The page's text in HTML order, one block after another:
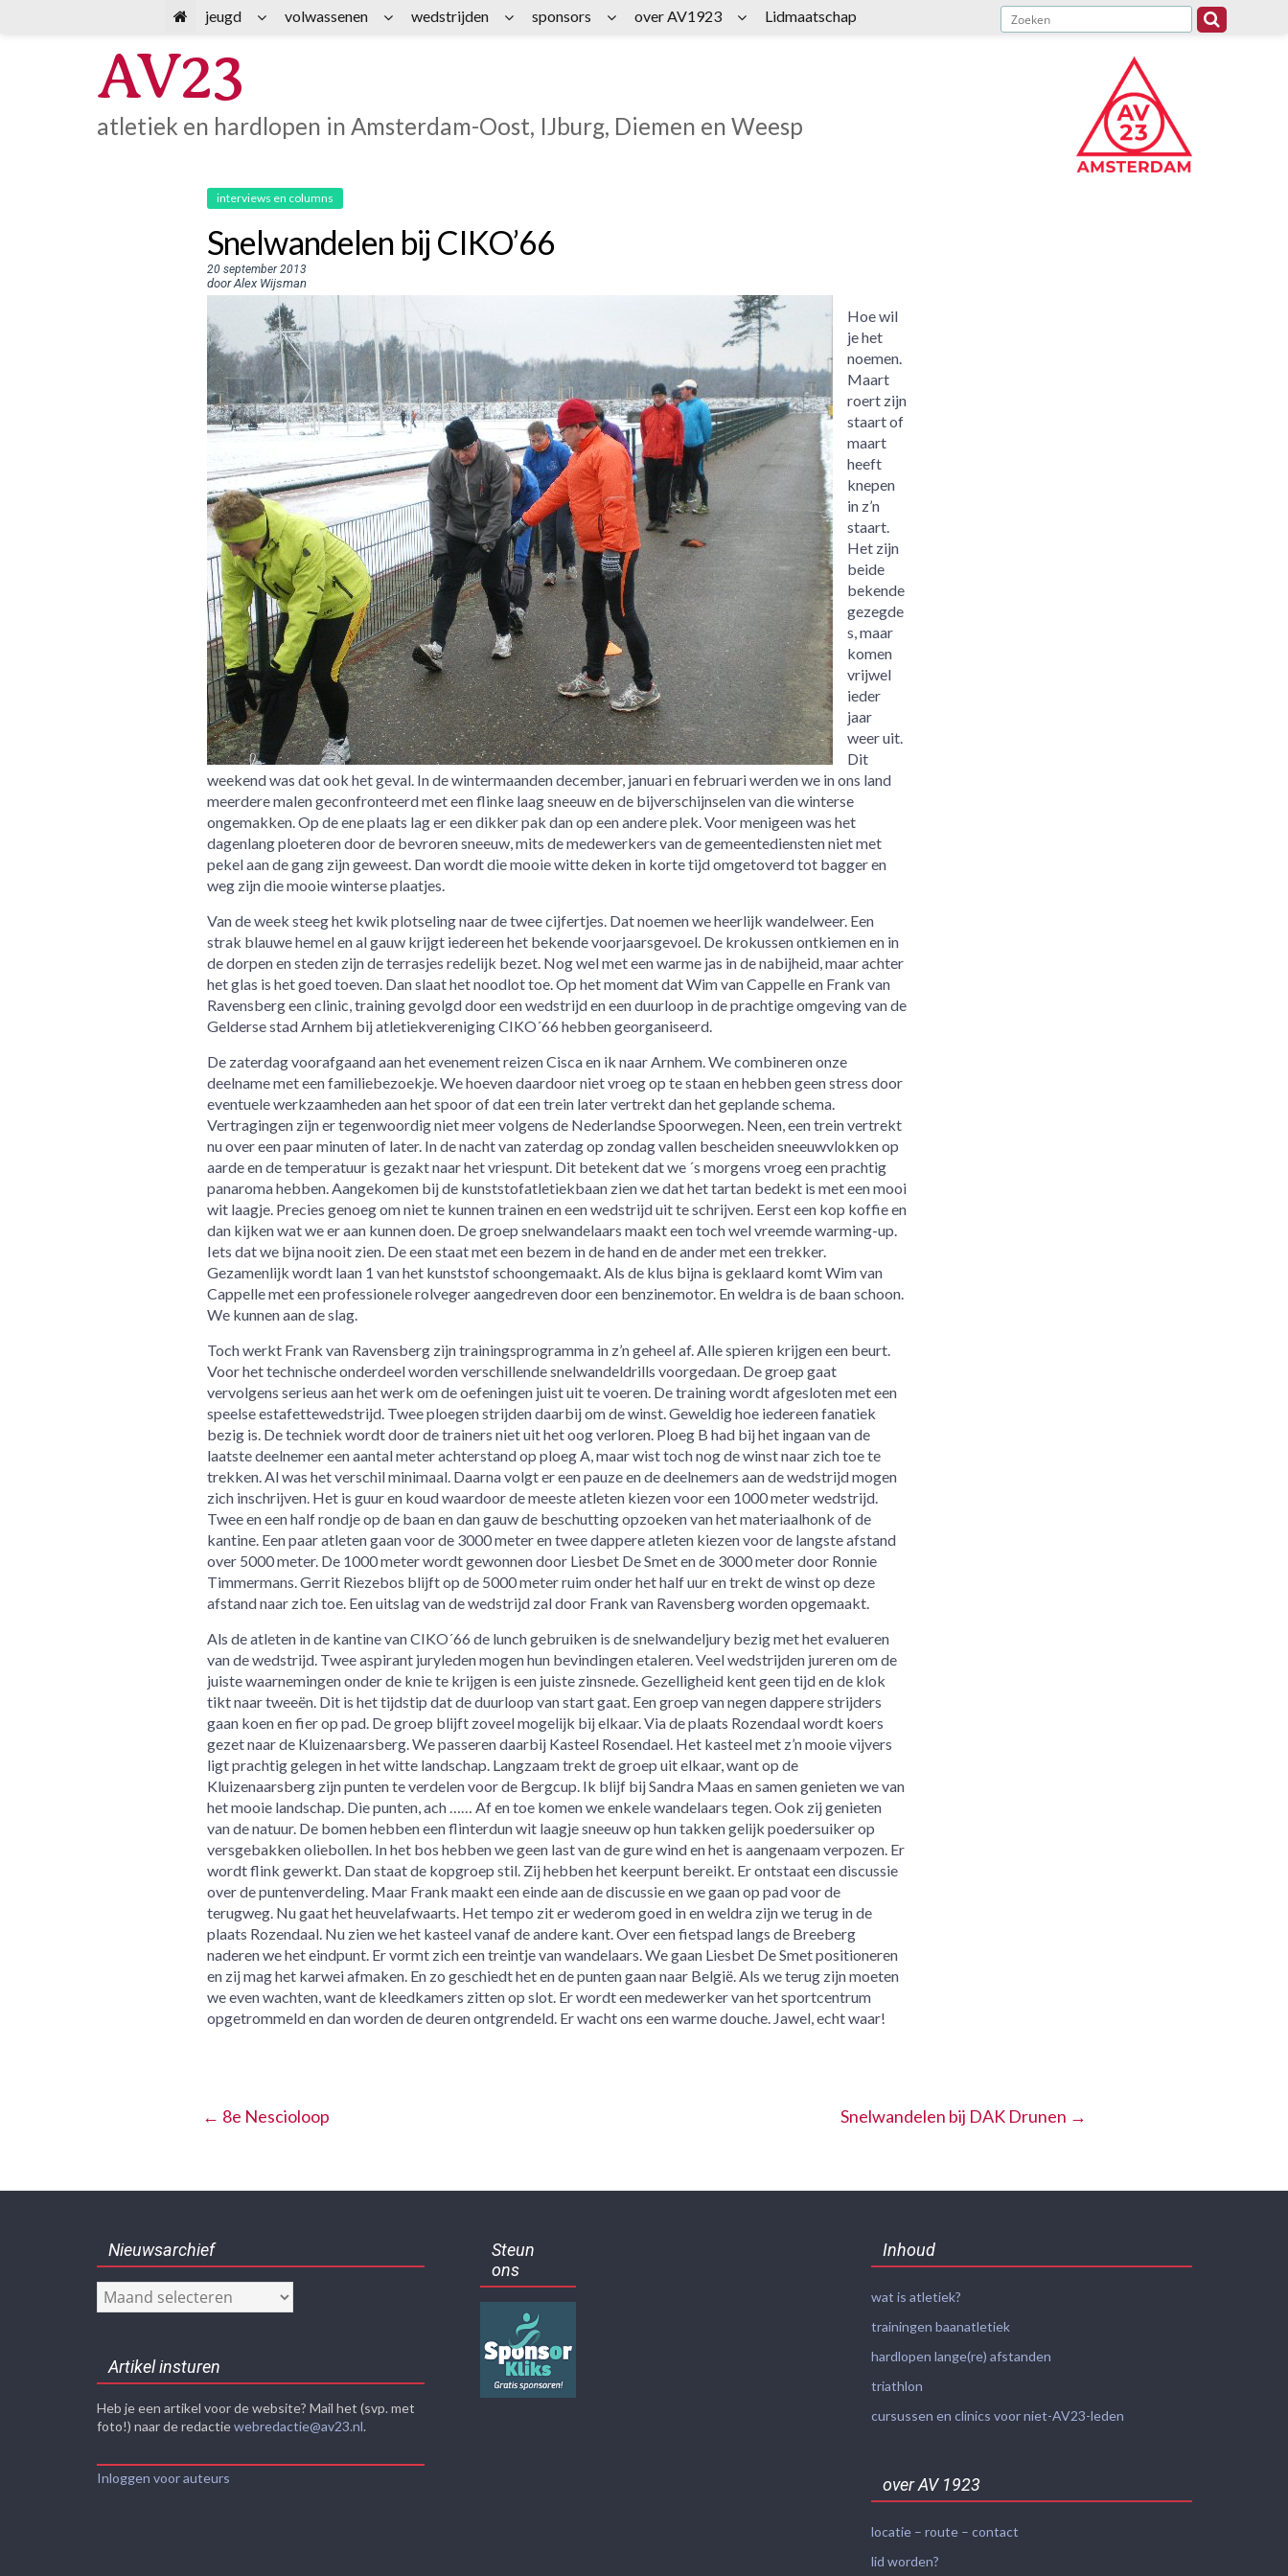
AV23
atletiek en hardlopen in Amsterdam-Oost, IJburg, Diemen en Weesp
interviews en columns
Snelwandelen bij CIKO’66
20 september 2013
door Alex Wijsman
Hoe wil
je het
noemen.
Maart
roert zijn
staart of
maart
heeft
knepen
in z’n
staart.
Het zijn
beide
bekende
gezegde
s, maar
komen
vrijwel
ieder
jaar
weer uit.
Dit
weekend was dat ook het geval. In de wintermaanden december, januari en februari werden we in ons land
meerdere malen geconfronteerd met een flinke laag sneeuw en de bijverschijnselen van die winterse
ongemakken. Op de ene plaats lag er een dikker pak dan op een andere plek. Voor menigeen was het
dagenlang ploeteren door de bevroren sneeuw, mits de medewerkers van de gemeentediensten niet met
pekel aan de gang zijn geweest. Dan wordt die mooie witte deken in korte tijd omgetoverd tot bagger en
weg zijn die mooie winterse plaatjes.
Van de week steeg het kwik plotseling naar de twee cijfertjes. Dat noemen we heerlijk wandelweer. Een
strak blauwe hemel en al gauw krijgt iedereen het bekende voorjaarsgevoel. De krokussen ontkiemen en in
de dorpen en steden zijn de terrasjes redelijk bezet. Nog wel met een warme jas in de nabijheid, maar achter
het glas is het goed toeven. Dan slaat het noodlot toe. Op het moment dat Wim van Cappelle en Frank van
Ravensberg een clinic, training gevolgd door een wedstrijd en een duurloop in de prachtige omgeving van de
Gelderse stad Arnhem bij atletiekvereniging CIKO´66 hebben georganiseerd.
De zaterdag voorafgaand aan het evenement reizen Cisca en ik naar Arnhem. We combineren onze
deelname met een familiebezoekje. We hoeven daardoor niet vroeg op te staan en hebben geen stress door
eventuele werkzaamheden aan het spoor of dat een trein later vertrekt dan het geplande schema.
Vertragingen zijn er tegenwoordig niet meer volgens de Nederlandse Spoorwegen. Neen, een trein vertrekt
nu over een paar minuten of later. In de nacht van zaterdag op zondag vallen bescheiden sneeuwvlokken op
aarde en de temperatuur is gezakt naar het vriespunt. Dit betekent dat we ´s morgens vroeg een prachtig
panaroma hebben. Aangekomen bij de kunststofatletiekbaan zien we dat het tartan bedekt is met een mooi
wit laagje. Precies genoeg om niet te kunnen trainen en een wedstrijd uit te schrijven. Eerst een kop koffie en
dan kijken wat we er aan kunnen doen. De groep snelwandelaars maakt een toch wel vreemde warming-up.
Iets dat we bijna nooit zien. De een staat met een bezem in de hand en de ander met een trekker.
Gezamenlijk wordt laan 1 van het kunststof schoongemaakt. Als de klus bijna is geklaard komt Wim van
Cappelle met een professionele rolveger aangedreven door een benzinemotor. En weldra is de baan schoon.
We kunnen aan de slag.
Toch werkt Frank van Ravensberg zijn trainingsprogramma in z’n geheel af. Alle spieren krijgen een beurt.
Voor het technische onderdeel worden verschillende snelwandeldrills voorgedaan. De groep gaat
vervolgens serieus aan het werk om de oefeningen juist uit te voeren. De training wordt afgesloten met een
speelse estafettewedstrijd. Twee ploegen strijden daarbij om de winst. Geweldig hoe iedereen fanatiek
bezig is. De techniek wordt door de trainers niet uit het oog verloren. Ploeg B had bij het ingaan van de
laatste deelnemer een aantal meter achterstand op ploeg A, maar wist toch nog de winst naar zich toe te
trekken. Al was het verschil minimaal. Daarna volgt er een pauze en de deelnemers aan de wedstrijd mogen
zich inschrijven. Het is guur en koud waardoor de meeste atleten kiezen voor een 1000 meter wedstrijd.
Twee en een half rondje op de baan en dan gauw de beschutting opzoeken van het materiaalhonk of de
kantine. Een paar atleten gaan voor de 3000 meter en twee dappere atleten kiezen voor de langste afstand
over 5000 meter. De 1000 meter wordt gewonnen door Liesbet De Smet en de 3000 meter door Ronnie
Timmermans. Gerrit Riezebos blijft op de 5000 meter ruim onder het half uur en trekt de winst op deze
afstand naar zich toe. Een uitslag van de wedstrijd zal door Frank van Ravensberg worden opgemaakt.
Als de atleten in de kantine van CIKO´66 de lunch gebruiken is de snelwandeljury bezig met het evalueren
van de wedstrijd. Twee aspirant juryleden mogen hun bevindingen etaleren. Veel wedstrijden jureren om de
juiste waarnemingen onder de knie te krijgen is een juiste zinsnede. Gezelligheid kent geen tijd en de klok
tikt naar tweeën. Dit is het tijdstip dat de duurloop van start gaat. Een groep van negen dappere strijders
gaan koen en fier op pad. De groep blijft zoveel mogelijk bij elkaar. Via de plaats Rozendaal wordt koers
gezet naar de Kluizenaarsberg. We passeren daarbij Kasteel Rosendael. Het kasteel met z’n mooie vijvers
ligt prachtig gelegen in het witte landschap. Langzaam trekt de groep uit elkaar, want op de
Kluizenaarsberg zijn punten te verdelen voor de Bergcup. Ik blijf bij Sandra Maas en samen genieten we van
het mooie landschap. Die punten, ach …… Af en toe komen we enkele wandelaars tegen. Ook zij genieten
van de natuur. De bomen hebben een flinterdun wit laagje sneeuw op hun takken gelijk poedersuiker op
versgebakken oliebollen. In het bos hebben we geen last van de gure wind en het is aangenaam verpozen. Er
wordt flink gewerkt. Dan staat de kopgroep stil. Zij hebben het keerpunt bereikt. Er ontstaat een discussie
over de puntenverdeling. Maar Frank maakt een einde aan de discussie en we gaan op pad voor de
terugweg. Nu gaat het heuvelafwaarts. Het tempo zit er wederom goed in en weldra zijn we terug in de
plaats Rozendaal. Nu zien we het kasteel vanaf de andere kant. Over een fietspad langs de Breeberg
naderen we het eindpunt. Er vormt zich een treintje van wandelaars. We gaan Liesbet De Smet positioneren
en zij mag het karwei afmaken. En zo geschiedt het en de punten gaan naar België. Als we terug zijn moeten
we even wachten, want de kleedkamers zitten op slot. Er wordt een medewerker van het sportcentrum
opgetrommeld en dan worden de deuren ontgrendeld. Er wacht ons een warme douche. Jawel, echt waar!
← 8e Nescioloop Snelwandelen bij DAK Drunen →
Nieuwsarchief
Nieuwsarchief
Artikel insturen
Heb je een artikel voor de website? Mail het (svp. met
foto!) naar de redactiewebredactie@av23.nl.
Inloggen voor auteurs
Steun
ons
Inhoud
wat is atletiek?
trainingen baanatletiek
hardlopen lange(re) afstanden
triathlon
cursussen en clinics voor niet-AV23-leden
over AV 1923
locatie – route – contact
lid worden?
jeugd volwassenen wedstrijden sponsors over AV1923 Lidmaatschap